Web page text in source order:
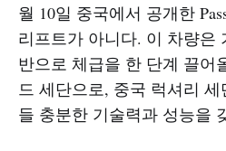
월 10일 중국에서 공개한
리프트가 아니다. 이 차량은
반으로 체급을 한 단계 끌어
드 세단으로, 중국 럭셔리
들 충분한 기술력과 성능을